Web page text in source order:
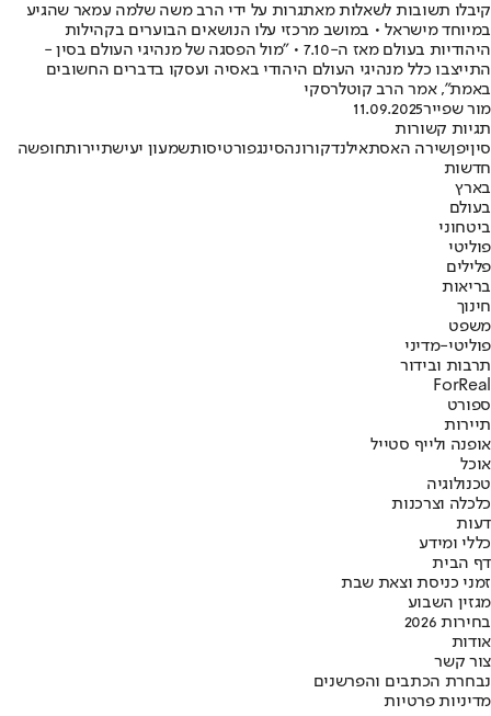
קיבלו תשובות לשאלות מאתגרות על ידי הרב משה שלמה עמאר שהגיע
במיוחד מישראל • במושב מרכזי עלו הנושאים הבוערים בקהילות
היהודיות בעולם מאז ה-7.10 • "מול הפסגה של מנהיגי העולם בסין -
התייצבו כלל מנהיגי העולם היהודי באסיה ועסקו בדברים החשובים
באמת", אמר הרב קוטלרסקי
מור שפייר11.09.2025
תגיות קשורות
סיןיפןשירה האסתאילנדקורונהסינגפורטיסותשמעון יעישתיירותחופשה
חדשות
בארץ
בעולם
ביטחוני
פוליטי
פלילים
בריאות
חינוך
משפט
פוליטי-מדיני
תרבות ובידור
ForReal
ספורט
תיירות
אופנה ולייף סטייל
אוכל
טכנולוגיה
כלכלה וצרכנות
דעות
כללי ומידע
דף הבית
זמני כניסת וצאת שבת
מגזין השבוע
בחירות 2026
אודות
צור קשר
נבחרת הכתבים והפרשנים
מדיניות פרטיות